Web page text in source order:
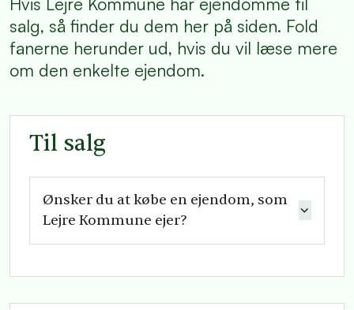
salg, så finder du dem her på siden. Fold
fanerne herunder ud, hvis du vil læse mere
om den enkelte ejendom.
Til salg
Ønsker du at købe en ejendom, som
Lejre Kommune ejer?